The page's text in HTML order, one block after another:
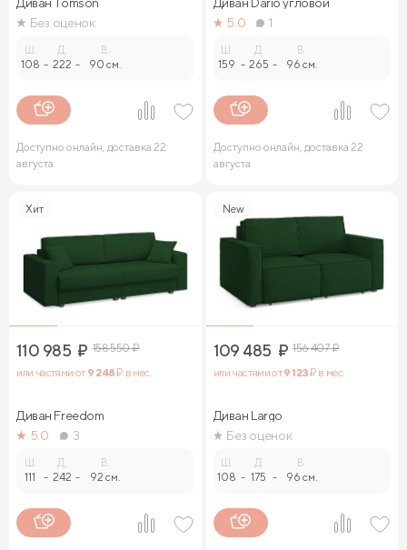
Без оценок
108 -
Д.
222 -
В.
90 см.
Доступно онлайн, доставка 22
августа
5.0
1
159 -
Д.
265 -
В.
96 см.
Доступно онлайн, доставка 22
августа
Хит
110 985 ₽ 158 550₽
или частями от 9 248₽ в мес.
Диван Freedom
5.0
3
111 -
Д.
242 -
В.
92 см.
New
109 485 ₽ 156 407₽
или частями от9 123₽ в мес.
Диван Largo
Без оценок
108 -
Д.
175 -
В.
96 см.